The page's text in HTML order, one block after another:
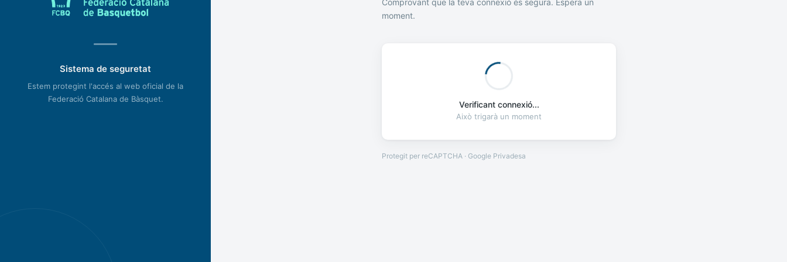
Sistema de seguretat
Estem protegint l'accés al web oficial de la
Federació Catalana de Bàsquet.
moment.
Verificant connexió...
Això trigarà un moment
Protegit per reCAPTCHA · Google Privadesa